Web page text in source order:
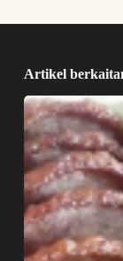
Artikel